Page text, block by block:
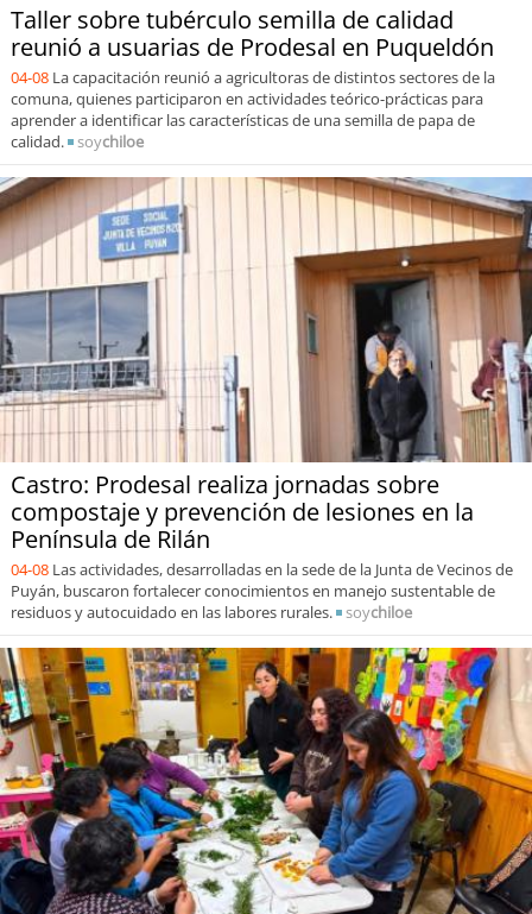
Taller sobre tubérculo semilla de calidad
reunió a usuarias de Prodesal en Puqueldón
04-08 La capacitación reunió a agricultoras de distintos sectores de la
comuna, quienes participaron en actividades teórico-prácticas para
aprender a identificar las características de una semilla de papa de
calidad.
soychiloe
Castro: Prodesal realiza jornadas sobre
compostaje y prevención de lesiones en la
Península de Rilán
04-08 Las actividades, desarrolladas en la sede de la Junta de Vecinos de
Puyán, buscaron fortalecer conocimientos en manejo sustentable de
residuos y autocuidado en las labores rurales.
soychiloe